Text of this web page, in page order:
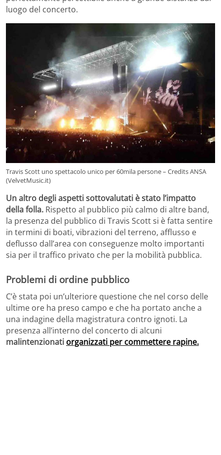
luogo del concerto.
Travis Scott uno spettacolo unico per 60mila persone – Credits ANSA
(VelvetMusic.it)
Un altro degli aspetti sottovalutati è stato l’impatto
della folla. Rispetto al pubblico più calmo di altre band,
la presenza del pubblico di Travis Scott si è fatta sentire
in termini di boati, vibrazioni del terreno, afflusso e
deflusso dall’area con conseguenze molto importanti
sia per il traffico privato che per la mobilità pubblica.
Problemi di ordine pubblico
C’è stata poi un’ulteriore questione che nel corso delle
ultime ore ha preso campo e che ha portato anche a
una indagine della magistratura contro ignoti. La
presenza all’interno del concerto di alcuni
malintenzionati organizzati per commettere rapine.